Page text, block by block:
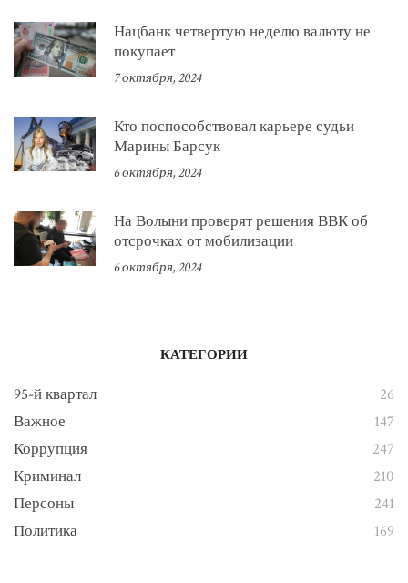
Нацбанк четвертую неделю валюту не
покупает
7 октября, 2024
Кто поспособствовал карьере судьи
Марины Барсук
6 октября, 2024
На Волыни проверят решения ВВК об
отсрочках от мобилизации
6 октября, 2024
КАТЕГОРИИ
95-й квартал
26
Важное
147
Коррупция
247
Криминал
210
Персоны
241
Политика
169